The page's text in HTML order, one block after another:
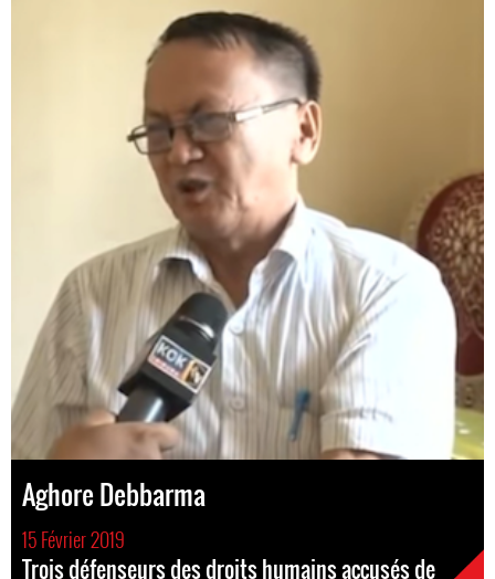
Aghore Debbarma
15 Février 2019
Trois défenseurs des droits humains accusés de